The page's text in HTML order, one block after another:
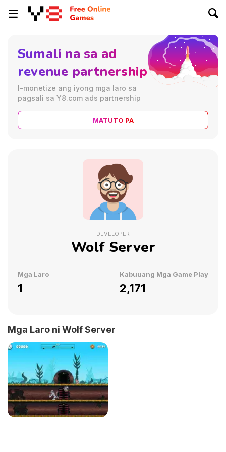
DEVELOPER
Wolf Server
Mga Laro
1
Kabuuang Mga Game Play
2,171
Sumali na sa ad
revenue partnership
I-monetize ang iyong mga laro sa
pagsali sa Y8.com ads partnership
MATUTO PA
Mga Laro ni Wolf Server